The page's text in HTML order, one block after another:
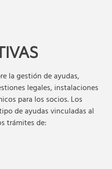
la gestión de ayudas,
legales, instalaciones
para los socios. Los
de ayudas vinculadas al
trámites de: